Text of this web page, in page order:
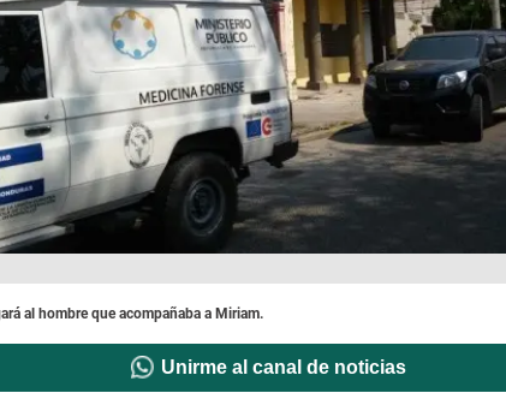
al hombre que acompañaba a Miriam.
Unirme al canal de noticias